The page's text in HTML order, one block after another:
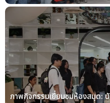
ภาพกิจกรรมเยี่ยมชมห้องสมุด: